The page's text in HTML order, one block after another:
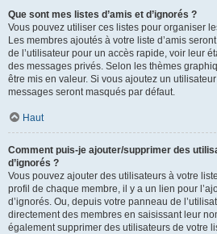
Que sont mes listes d’amis et d’ignorés ?
Vous pouvez utiliser ces listes pour organiser
Les membres ajoutés à votre liste d’amis
de l’utilisateur pour un accès rapide, voir leur
des messages privés. Selon les thèmes
être mis en valeur. Si vous ajoutez un
messages seront masqués par défaut.
Haut
Comment puis-je ajouter/supprimer des
d’ignorés ?
Vous pouvez ajouter des utilisateurs à votre
profil de chaque membre, il y a un lien pour
d’ignorés. Ou, depuis votre panneau de
directement des membres en saisissant leur
également supprimer des utilisateurs de votre